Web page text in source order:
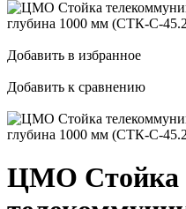
Добавить в избранное
Добавить к сравнению
ЦМО Стойка